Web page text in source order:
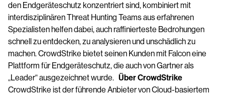
den Endgeräteschutz konzentriert sind, kombiniert mit
interdisziplinären Threat Hunting Teams aus erfahrenen
Spezialisten helfen dabei, auch raffinierteste Bedrohungen
schnell zu entdecken, zu analysieren und unschädlich zu
machen. CrowdStrike bietet seinen Kunden mit Falcon eine
Plattform für Endgeräteschutz, die auch von Gartner als
„Leader“ ausgezeichnet wurde. Über CrowdStrike
CrowdStrike ist der führende Anbieter von Cloud-basiertem